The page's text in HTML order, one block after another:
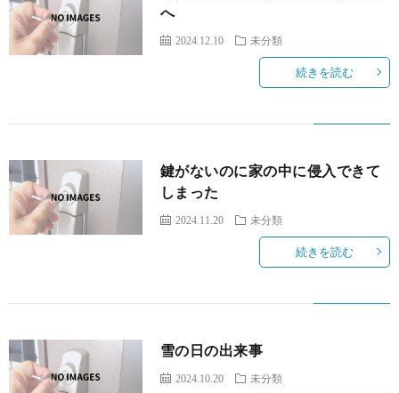
へ
2024.12.10 未分類
続きを読む
鍵がないのに家の中に侵入できて
しまった
2024.11.20 未分類
続きを読む
雪の日の出来事
2024.10.20 未分類